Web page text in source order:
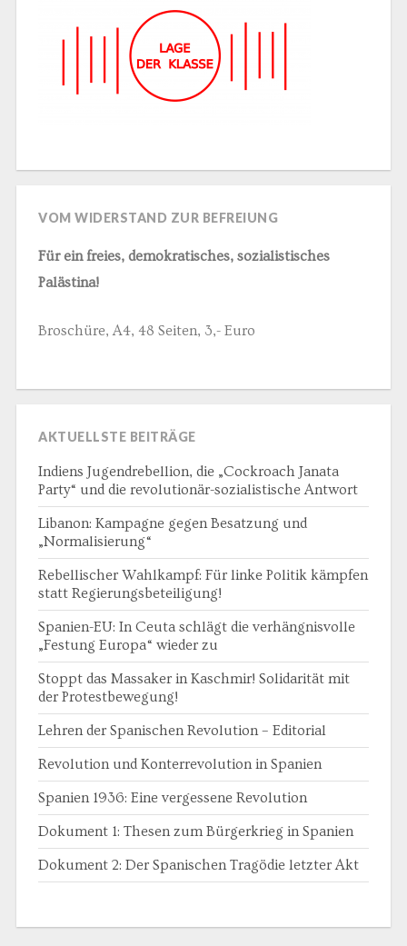
VOM WIDERSTAND ZUR BEFREIUNG
Für ein freies, demokratisches, sozialistisches
Palästina!
Broschüre, A4, 48 Seiten, 3,- Euro
AKTUELLSTE BEITRÄGE
Indiens Jugendrebellion, die „Cockroach Janata
Party“ und die revolutionär-sozialistische Antwort
Libanon: Kampagne gegen Besatzung und
„Normalisierung“
Rebellischer Wahlkampf: Für linke Politik kämpfen
statt Regierungsbeteiligung!
Spanien-EU: In Ceuta schlägt die verhängnisvolle
„Festung Europa“ wieder zu
Stoppt das Massaker in Kaschmir! Solidarität mit
der Protestbewegung!
Lehren der Spanischen Revolution – Editorial
Revolution und Konterrevolution in Spanien
Spanien 1936: Eine vergessene Revolution
Dokument 1: Thesen zum Bürgerkrieg in Spanien
Dokument 2: Der Spanischen Tragödie letzter Akt